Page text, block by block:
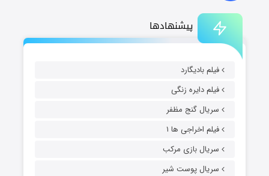
پیشنهادها
فیلم بادیگارد
فیلم دایره زنگی
سریال گنج مظفر
فیلم اخراجی ها ۱
سریال بازی مرکب
سریال پوست شیر